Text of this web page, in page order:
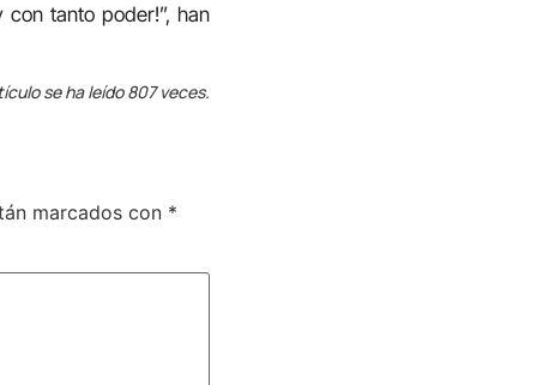
tanto poder!”, han
se ha leído 807 veces.
marcados con *